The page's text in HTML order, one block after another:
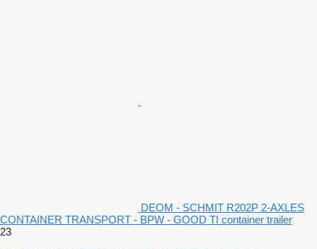
DEOM - SCHMIT R202P 2-AXLES
CONTAINER TRANSPORT - BPW - GOOD TI container trailer
23